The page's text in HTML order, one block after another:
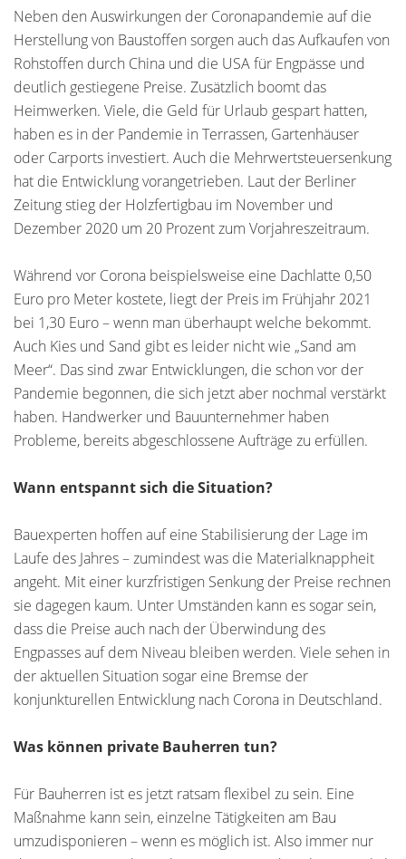
Neben den Auswirkungen der Coronapandemie auf die
Herstellung von Baustoffen sorgen auch das Aufkaufen von
Rohstoffen durch China und die USA für Engpässe und
deutlich gestiegene Preise. Zusätzlich boomt das
Heimwerken. Viele, die Geld für Urlaub gespart hatten,
haben es in der Pandemie in Terrassen, Gartenhäuser
oder Carports investiert. Auch die Mehrwertsteuersenkung
hat die Entwicklung vorangetrieben. Laut der Berliner
Zeitung stieg der Holzfertigbau im November und
Dezember 2020 um 20 Prozent zum Vorjahreszeitraum.
Während vor Corona beispielsweise eine Dachlatte 0,50
Euro pro Meter kostete, liegt der Preis im Frühjahr 2021
bei 1,30 Euro – wenn man überhaupt welche bekommt.
Auch Kies und Sand gibt es leider nicht wie „Sand am
Meer“. Das sind zwar Entwicklungen, die schon vor der
Pandemie begonnen, die sich jetzt aber nochmal verstärkt
haben. Handwerker und Bauunternehmer haben
Probleme, bereits abgeschlossene Aufträge zu erfüllen.
Wann entspannt sich die Situation?
Bauexperten hoffen auf eine Stabilisierung der Lage im
Laufe des Jahres – zumindest was die Materialknappheit
angeht. Mit einer kurzfristigen Senkung der Preise rechnen
sie dagegen kaum. Unter Umständen kann es sogar sein,
dass die Preise auch nach der Überwindung des
Engpasses auf dem Niveau bleiben werden. Viele sehen in
der aktuellen Situation sogar eine Bremse der
konjunkturellen Entwicklung nach Corona in Deutschland.
Was können private Bauherren tun?
Für Bauherren ist es jetzt ratsam flexibel zu sein. Eine
Maßnahme kann sein, einzelne Tätigkeiten am Bau
umzudisponieren – wenn es möglich ist. Also immer nur